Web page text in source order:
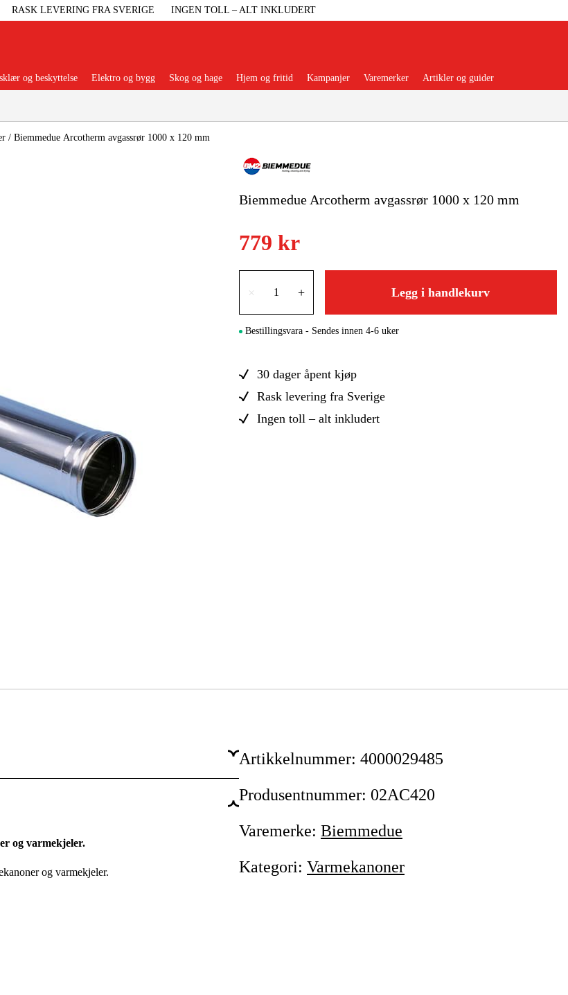
RASK LEVERING FRA SVERIGE INGEN TOLL – ALT INKLUDERT
Populære kategorier
Maskiner Og Verktøy Garasje Og Verksted
Maskintilbehør Og Forbruksvarer
Arbeidsklær Og Beskyttelse
Elektro Og Bygg Skog Og Hage
og beskyttelse Elektro og bygg Skog og hage Hjem og fritid Kampanjer Varemerker Artikler og guider
/ Biemmedue Arcotherm avgassrør 1000 x 120 mm
Biemmedue Arcotherm avgassrør 1000 x 120 mm
779 kr
× + Legg i handlekurv
Bestillingsvara - Sendes innen 4-6 uker
30 dager åpent kjøp
Rask levering fra Sverige
Ingen toll – alt inkludert
1000 mm
og varmekjeler.
og varmekjeler.
Artikkelnummer: 4000029485
Produsentnummer: 02AC420
Varemerke: Biemmedue
Kategori: Varmekanoner